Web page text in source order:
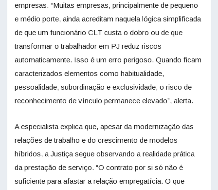
empresas. “Muitas empresas, principalmente de pequeno
e médio porte, ainda acreditam naquela lógica simplificada
de que um funcionário CLT custa o dobro ou de que
transformar o trabalhador em PJ reduz riscos
automaticamente. Isso é um erro perigoso. Quando ficam
caracterizados elementos como habitualidade,
pessoalidade, subordinação e exclusividade, o risco de
reconhecimento de vínculo permanece elevado”, alerta.
A especialista explica que, apesar da modernização das
relações de trabalho e do crescimento de modelos
híbridos, a Justiça segue observando a realidade prática
da prestação de serviço. “O contrato por si só não é
suficiente para afastar a relação empregatícia. O que